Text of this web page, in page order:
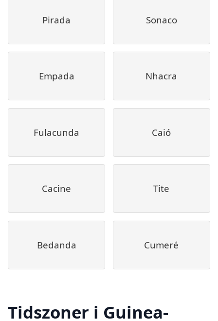
Pirada Sonaco
Empada Nhacra
Fulacunda Caió
Cacine Tite
Bedanda Cumeré
Tidszoner i Guinea-